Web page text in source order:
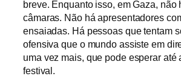
breve. Enquanto isso, em Gaza, não
câmaras. Não há apresentadores
ensaiadas. Há pessoas que tentam
ofensiva que o mundo assiste em
uma vez mais, que pode esperar até
festival.